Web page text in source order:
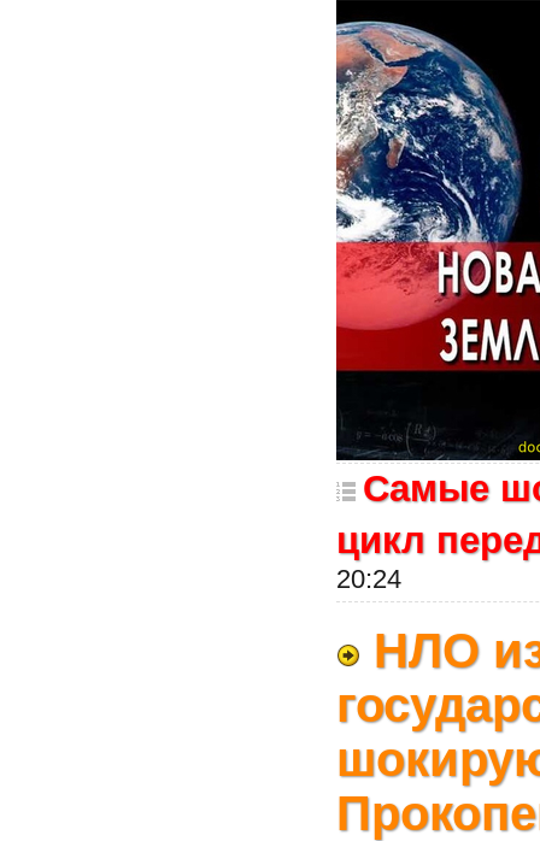
Самые
цикл
20:24
НЛО